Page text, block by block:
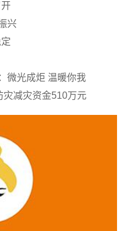
兴
微光成炬 温暖你我
灾减灾资金510万元